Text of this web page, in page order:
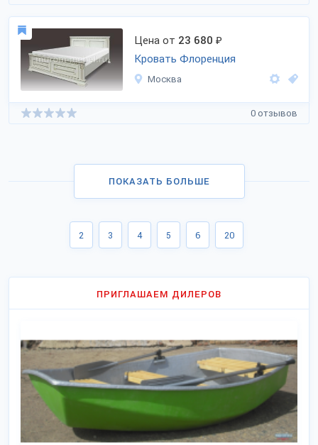
Цена от 23 680 ₽
Кровать Флоренция
Москва
0 отзывов
ПОКАЗАТЬ БОЛЬШЕ
2 3 4 5 6 20
ПРИГЛАШАЕМ ДИЛЕРОВ